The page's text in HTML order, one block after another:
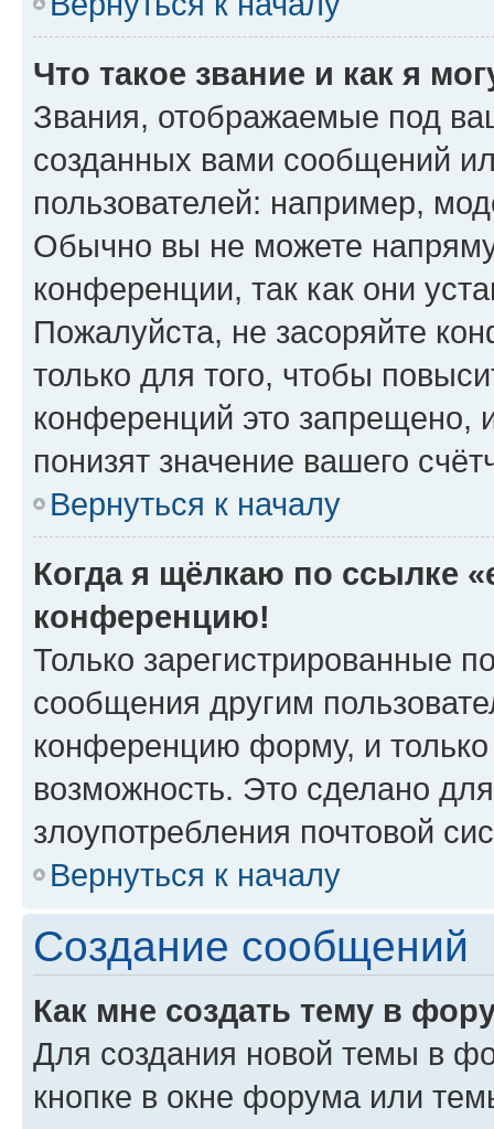
Что такое звание и как я
Звания, отображаемые под
созданных вами сообщений
пользователей: например,
Обычно вы не можете
конференции, так как они
Пожалуйста, не засоряйте
только для того, чтобы
конференций это запрещено,
понизят значение вашего
Вернуться к началу
Когда я щёлкаю по ссылке
конференцию!
Только зарегистрированные
сообщения другим
конференцию форму, и
возможность. Это сделано
злоупотребления почтовой
Вернуться к началу
Создание сообщений
Как мне создать тему в
Для создания новой темы в
кнопке в окне форума или